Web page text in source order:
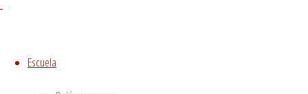
Escuela